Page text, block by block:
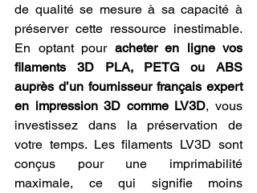
de qualité se mesure à sa capacité à
préserver cette ressource inestimable.
En optant pour acheter en ligne vos
filaments 3D PLA, PETG ou ABS
auprès d’un fournisseur français expert
en impression 3D comme LV3D, vous
investissez dans la préservation de
votre temps. Les filaments LV3D sont
conçus pour une imprimabilité
maximale, ce qui signifie moins